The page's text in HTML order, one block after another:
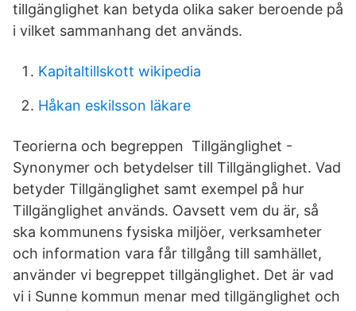
tillgänglighet kan betyda olika saker beroende på
i vilket sammanhang det används.
Kapitaltillskott wikipedia
Håkan eskilsson läkare
Teorierna och begreppen Tillgänglighet -
Synonymer och betydelser till Tillgänglighet. Vad
betyder Tillgänglighet samt exempel på hur
Tillgänglighet används. Oavsett vem du är, så
ska kommunens fysiska miljöer, verksamheter
och information vara får tillgång till samhället,
använder vi begreppet tillgänglighet. Det är vad
vi i Sunne kommun menar med tillgänglighet och